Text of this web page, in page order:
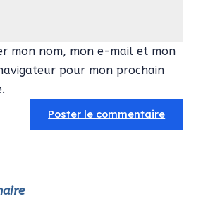
mon nom, mon e-mail et mon
pour mon prochain